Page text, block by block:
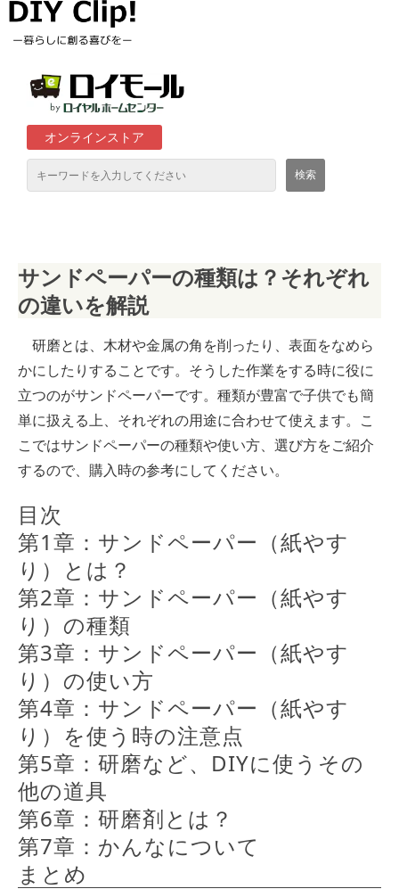
オンラインストア
ロイヤルホームセンター店舗
サンドペーパーの種類は？それぞれ
の違いを解説
研磨とは、木材や金属の角を削ったり、表面をなめら
かにしたりすることです。そうした作業をする時に役に
立つのがサンドペーパーです。種類が豊富で子供でも簡
単に扱える上、それぞれの用途に合わせて使えます。こ
こではサンドペーパーの種類や使い方、選び方をご紹介
するので、購入時の参考にしてください。
目次
第1章：サンドペーパー（紙やす
り）とは？
第2章：サンドペーパー（紙やす
り）の種類
第3章：サンドペーパー（紙やす
り）の使い方
第4章：サンドペーパー（紙やす
り）を使う時の注意点
第5章：研磨など、DIYに使うその
他の道具
第6章：研磨剤とは？
第7章：かんなについて
まとめ